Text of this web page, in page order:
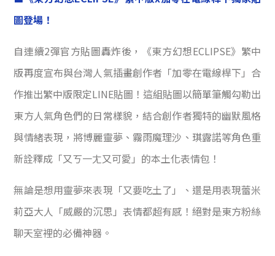
圖登場！
自連續2彈官方貼圖轟炸後，《東方幻想ECLIPSE》繁中
版再度宣布與台灣人氣插畫創作者「加零在電線桿下」合
作推出繁中版限定LINE貼圖！這組貼圖以簡單筆觸勾勒出
東方人氣角色們的日常樣貌，結合創作者獨特的幽默風格
與情緒表現，將博麗靈夢、霧雨魔理沙、琪露諾等角色重
新詮釋成「又ㄎ一ㄤ又可愛」的本土化表情包！
無論是想用靈夢來表現「又要吃土了」、還是用表現蕾米
莉亞大人「威嚴的沉思」表情都超有感！絕對是東方粉絲
聊天室裡的必備神器。